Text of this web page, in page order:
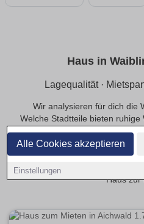
Alle Cookies akzeptieren
Einstellungen
Haus in
Lagequalität ·
Wir analysieren für dich die
Welche Stadtteile bieten
findest du zentrale Lagen
Transparente Mietspannen
monatlichen Budgetplanung.
sparst du Zusatzkosten und
Haus zur